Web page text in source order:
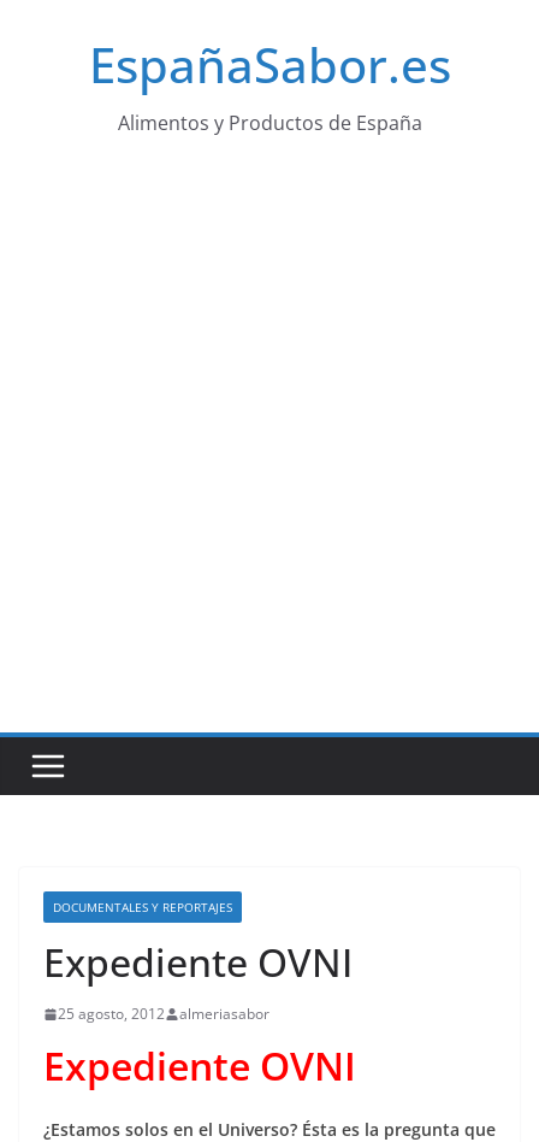
EspañaSabor.es
Alimentos y Productos de España
DOCUMENTALES Y REPORTAJES
Expediente OVNI
25 agosto, 2012 almeriasabor
Expediente OVNI
¿Estamos solos en el Universo? Ésta es la pregunta que